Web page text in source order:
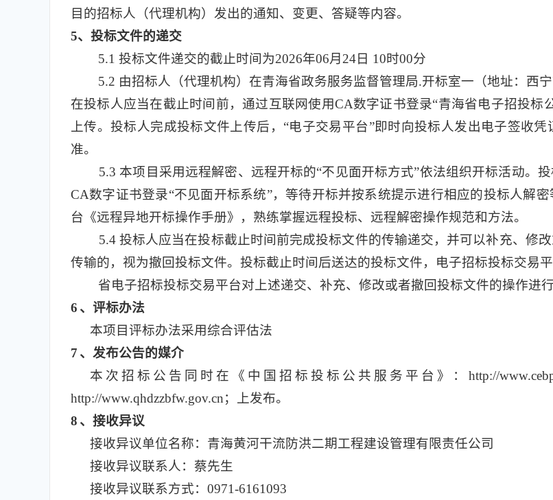
目的招标人（代理机构）发出的通知、变更、答疑等内容。
5、投标文件的递交
5.1 投标文件递交的截止时间为2026年06月24日 10时00分
5.2 由招标人（代理机构）在青海省政务服务监督管理局.开标室一（地址：西
在投标人应当在截止时间前，通过互联网使用CA数字证书登录“青海省电子招投标
上传。投标人完成投标文件上传后，“电子交易平台”即时向投标人发出电子签收
准。
5.3 本项目采用远程解密、远程开标的“不见面开标方式”依法组织开标活动。
CA数字证书登录“不见面开标系统”，等待开标并按系统提示进行相应的投标人解
台《远程异地开标操作手册》，熟练掌握远程投标、远程解密操作规范和方法。
5.4 投标人应当在投标截止时间前完成投标文件的传输递交，并可以补充、修
传输的，视为撤回投标文件。投标截止时间后送达的投标文件，电子招标投标交易平
省电子招标投标交易平台对上述递交、补充、修改或者撤回投标文件的操作进
6 、评标办法
本项目评标办法采用综合评估法
7 、发布公告的媒介
本次招标公告同时在《中国招标投标公共服务平台》：http://
http://www.qhdzzbfw.gov.cn；上发布。
8 、接收异议
接收异议单位名称：青海黄河干流防洪二期工程建设管理有限责任公司
接收异议联系人：蔡先生
接收异议联系方式：0971-6161093